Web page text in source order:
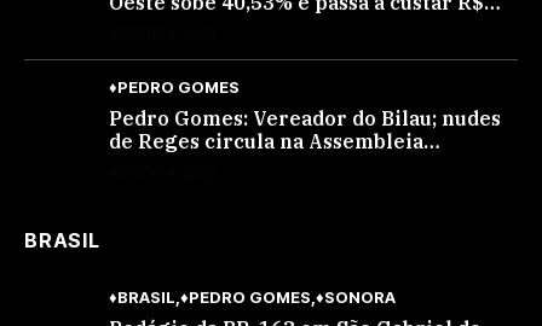
♦PEDRO GOMES
Pedro Gomes: Vereador do Bilau; nudes
de Reges circula na Assembleia
BRASIL
♦BRASIL ♦PEDRO GOMES ♦SONORA